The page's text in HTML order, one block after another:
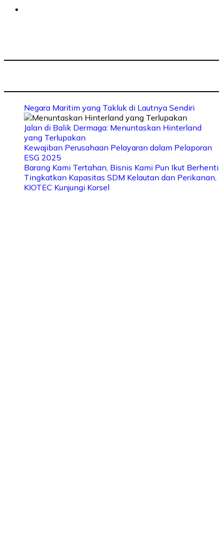
Negara Maritim yang Takluk di Lautnya Sendiri
Jalan di Balik Dermaga: Menuntaskan Hinterland
yang Terlupakan
Kewajiban Perusahaan Pelayaran dalam Pelaporan
ESG 2025
Barang Kami Tertahan, Bisnis Kami Pun Ikut Berhenti
Tingkatkan Kapasitas SDM Kelautan dan Perikanan,
KIOTEC Kunjungi Korsel